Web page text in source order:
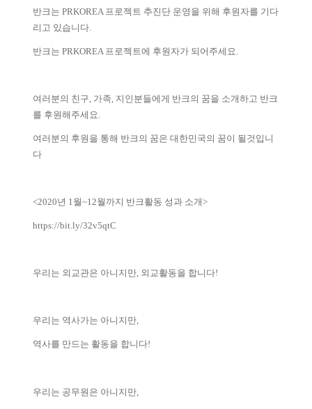
반크는 PRKOREA 프로젝트 추진단 운영을 위해 후원자를 기다
리고 있습니다.
반크는 PRKOREA 프로젝트에 후원자가 되어주세요.
여러분의 친구, 가족, 지인분들에게 반크의 꿈을 소개하고 반크
를 후원해주세요.
여러분의 후원을 통해 반크의 꿈은 대한민국의 꿈이 될것입니
다
<2020년 1월~12월까지 반크활동 성과 소개>
https://bit.ly/32v5qtC
우리는 외교관은 아니지만, 외교활동을 합니다!
우리는 역사가는 아니지만,
역사를 만드는 활동을 합니다!
우리는 공무원은 아니지만,